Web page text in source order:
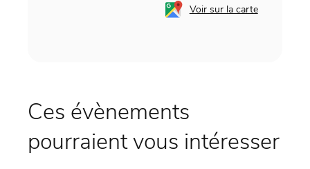
Voir sur la carte
Ces évènements
pourraient vous intéresser